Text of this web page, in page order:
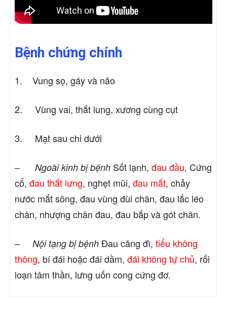
Bệnh chứng chính
1. Vung sọ, gáy và não
2. Vùng vai, thắt lung, xương cùng cụt
3. Mạt sau chi dưới
– Ngoài kinh bị bệnh Sốt lạnh, đau đầu, Cứng
cổ, đau thắt lưng, nghẹt mũi, đau mắt, chảy
nước mắt sông, đau vùng đùi chân, đau lắc léo
chân, nhượng chân đau, đau bắp và gót chân.
– Nội tạng bị bệnh Đau căng đì, tiểu không
thông, bí đái hoặc đái dầm, đái không tự chủ, rối
loạn tâm thần, lưng uốn cong cứng đơ.